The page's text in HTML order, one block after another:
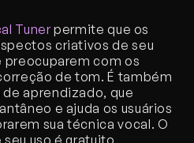
Tuner permite que os
criativos de seu
preocuparem com os
de tom. É também
aprendizado, que
e ajuda os usuários
sua técnica vocal. O
uso é gratuito,